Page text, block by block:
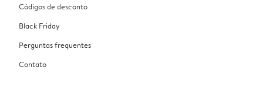
Códigos de desconto
Black Friday
Perguntas frequentes
Contato